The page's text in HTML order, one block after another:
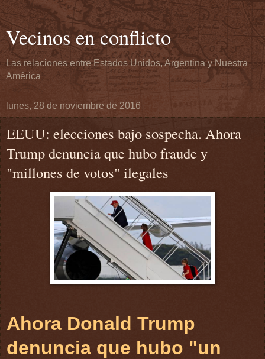
Vecinos en conflicto
Las relaciones entre Estados Unidos, Argentina y Nuestra
América
lunes, 28 de noviembre de 2016
EEUU: elecciones bajo sospecha. Ahora
Trump denuncia que hubo fraude y
"millones de votos" ilegales
Ahora Donald Trump
denuncia que hubo "un